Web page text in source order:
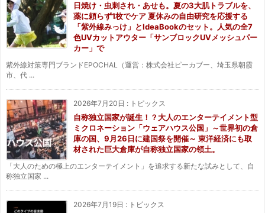
日焼け・虫刺され・あせも。夏の3大肌トラブルを、
薬に頼らず1枚でケア 夏休みの自由研究を応援する
「紫外線みっけ」とIdeaBookのセット。人気の全7
色UVカットアウター「サンブロックUVメッシュパー
カー」で
紫外線対策専門ブランドEPOCHAL（運営：株式会社ピーカブー、埼玉県朝霞
市、代 ...
2026年7月20日 : トピックス
自称独立国家が誕生！？大人のエンターテイメント型
ミクロネーション「ウェアハウス公国」～世界初の倉
庫の国、9月26日に建国祭を開催～ 東洋経済にも取
材された巨大倉庫が自称独立国家の領土。
「大人のための極上のエンターテイメント」を追求する新たな試みとして、自
称独立国家 ...
2026年7月19日 : トピックス